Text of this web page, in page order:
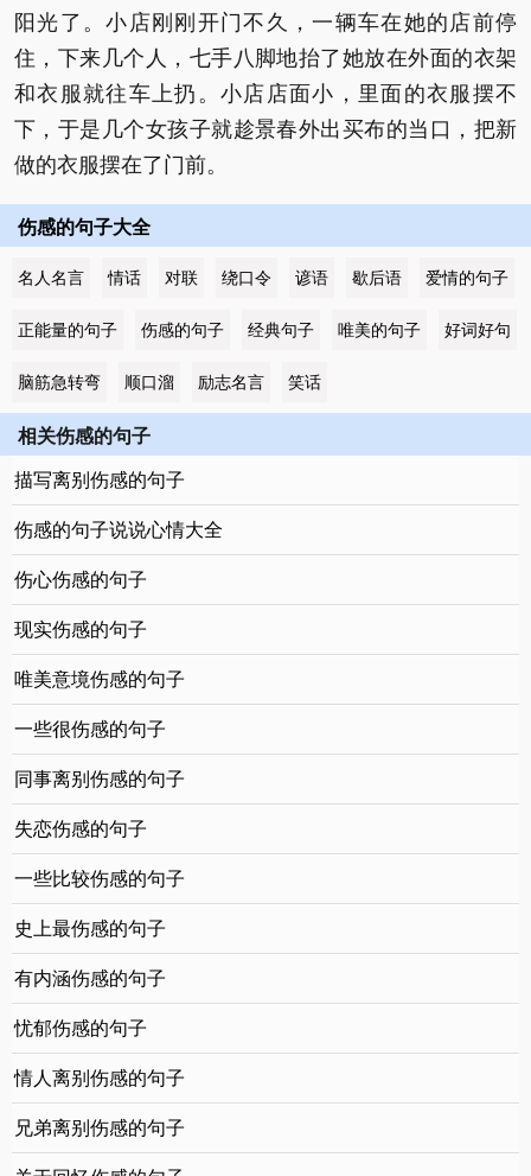
阳光了。小店刚刚开门不久，一辆车在她的店前停
住，下来几个人，七手八脚地抬了她放在外面的衣架
和衣服就往车上扔。小店店面小，里面的衣服摆不
下，于是几个女孩子就趁景春外出买布的当口，把新
做的衣服摆在了门前。
伤感的句子大全
名人名言 情话 对联 绕口令 谚语 歇后语 爱情的句子
正能量的句子 伤感的句子 经典句子 唯美的句子 好词好句
脑筋急转弯 顺口溜 励志名言 笑话
相关伤感的句子
描写离别伤感的句子
伤感的句子说说心情大全
伤心伤感的句子
现实伤感的句子
唯美意境伤感的句子
一些很伤感的句子
同事离别伤感的句子
失恋伤感的句子
一些比较伤感的句子
史上最伤感的句子
有内涵伤感的句子
忧郁伤感的句子
情人离别伤感的句子
兄弟离别伤感的句子